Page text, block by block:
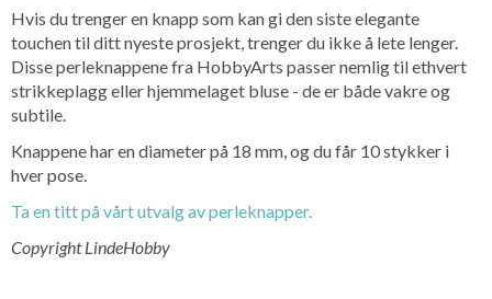
Hvis du trenger en knapp som kan gi den siste elegante
touchen til ditt nyeste prosjekt, trenger du ikke å lete lenger.
Disse perleknappene fra HobbyArts passer nemlig til ethvert
strikkeplagg eller hjemmelaget bluse - de er både vakre og
subtile.
Knappene har en diameter på 18 mm, og du får 10 stykker i
hver pose.
Ta en titt på vårt utvalg av perleknapper.
Copyright LindeHobby